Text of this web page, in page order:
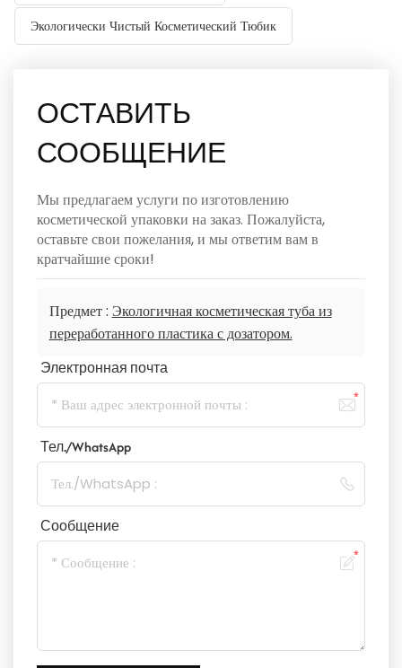
Экологически Чистый Косметический Тюбик
ОСТАВИТЬ
СООБЩЕНИЕ
Мы предлагаем услуги по изготовлению
косметической упаковки на заказ. Пожалуйста,
оставьте свои пожелания, и мы ответим вам в
кратчайшие сроки!
Предмет : Экологичная косметическая туба из
переработанного пластика с дозатором.
Электронная почта
Тел./WhatsApp
Сообщение